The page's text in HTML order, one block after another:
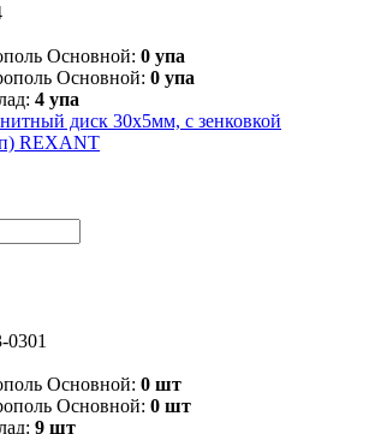
Основной: 0 упа
Основной: 0 упа
4 упа
диск 30х5мм, с зенковкой
REXANT
0301
Основной: 0 шт
Основной: 0 шт
9 шт